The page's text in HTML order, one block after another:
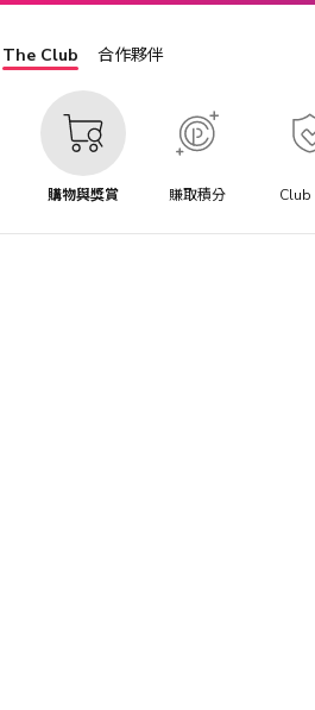
The Club 合作夥伴
購物與獎賞 賺取積分 Club